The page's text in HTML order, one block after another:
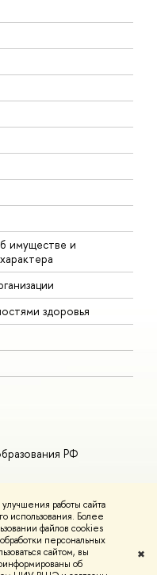
работы сайта
использования. Более
файлов cookies
персональных
сайтом, вы
об
✖
имуществе и
здоровья
РФ
Условия